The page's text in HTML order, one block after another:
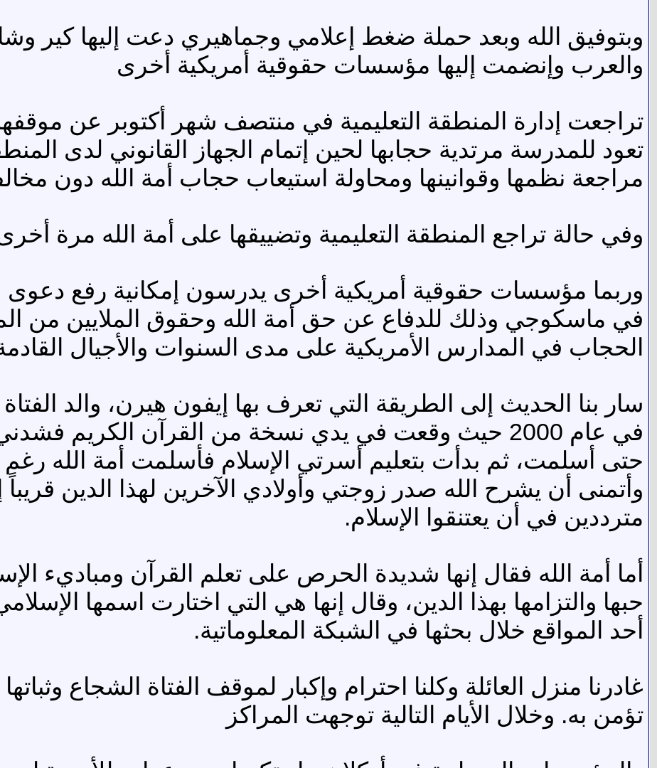
وبتوفيق الله وبعد حملة ضغط إعلامي وجماهيري دعت إليها كير
والعرب وإنضمت إليها مؤسسات حقوقية أمريكية أخرى
تراجعت إدارة المنطقة التعليمية في منتصف شهر أكتوبر عن
تعود للمدرسة مرتدية حجابها لحين إتمام الجهاز القانوني لدى
مراجعة نظمها وقوانينها ومحاولة استيعاب حجاب أمة الله دون
وفي حالة تراجع المنطقة التعليمية وتضييقها على أمة الله مرة
وربما مؤسسات حقوقية أمريكية أخرى يدرسون إمكانية رفع دعوى
في ماسكوجي وذلك للدفاع عن حق أمة الله وحقوق الملايين من
الحجاب في المدارس الأمريكية على مدى السنوات والأجيال
سار بنا الحديث إلى الطريقة التي تعرف بها إيفون هيرن، والد
في عام 2000 حيث وقعت في يدي نسخة من القرآن الكريم
حتى أسلمت، ثم بدأت بتعليم أسرتي الإسلام فأسلمت أمة الله رغم
وأتمنى أن يشرح الله صدر زوجتي وأولادي الآخرين لهذا الدين قريباً
مترددين في أن يعتنقوا الإسلام.
أما أمة الله فقال إنها شديدة الحرص على تعلم القرآن ومباديء
حبها والتزامها بهذا الدين، وقال إنها هي التي اختارت اسمها
أحد المواقع خلال بحثها في الشبكة المعلوماتية.
غادرنا منزل العائلة وكلنا احترام وإكبار لموقف الفتاة الشجاع
تؤمن به. وخلال الأيام التالية توجهت المراكز